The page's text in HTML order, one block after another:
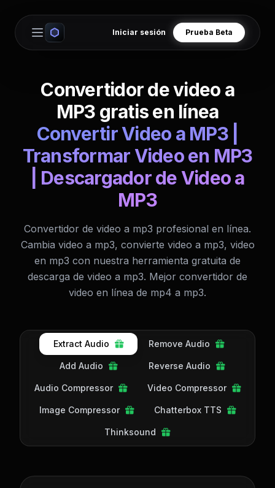
Open main menu
Iniciar sesión Prueba Beta
Convertidor de video a
MP3 gratis en línea
Convertir Video a MP3 |
Transformar Video en MP3
| Descargador de Video a
MP3
Convertidor de video a mp3 profesional en línea.
Cambia video a mp3, convierte video a mp3, video
en mp3 con nuestra herramienta gratuita de
descarga de video a mp3. Mejor convertidor de
video en línea de mp4 a mp3.
Extract Audio Remove Audio
Add Audio Reverse Audio
Audio Compressor Video Compressor
Image Compressor Chatterbox TTS
Thinksound